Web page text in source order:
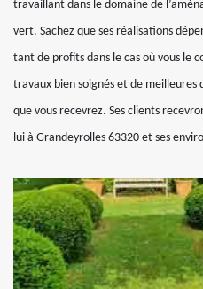
travaillant dans le domaine de
vert. Sachez que ses réalisations
tant de profits dans le cas où vous le
travaux bien soignés et de meilleures
que vous recevrez. Ses clients
lui à Grandeyrolles 63320 et ses